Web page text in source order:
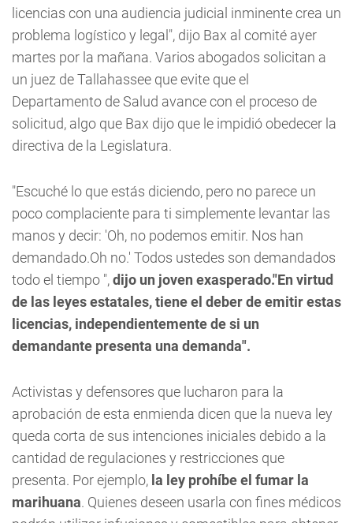
licencias con una audiencia judicial inminente crea un
problema logístico y legal", dijo Bax al comité ayer
martes por la mañana. Varios abogados solicitan a
un juez de Tallahassee que evite que el
Departamento de Salud avance con el proceso de
solicitud, algo que Bax dijo que le impidió obedecer la
directiva de la Legislatura.
"Escuché lo que estás diciendo, pero no parece un
poco complaciente para ti simplemente levantar las
manos y decir: 'Oh, no podemos emitir. Nos han
demandado.Oh no.' Todos ustedes son demandados
todo el tiempo ",dijo un joven exasperado."En virtud
de las leyes estatales, tiene el deber de emitir estas
licencias, independientemente de si un
demandante presenta una demanda".
Activistas y defensores que lucharon para la
aprobación de esta enmienda dicen que la nueva ley
queda corta de sus intenciones iniciales debido a la
cantidad de regulaciones y restricciones que
presenta. Por ejemplo, la ley prohíbe el fumar la
marihuana. Quienes deseen usarla con fines médicos